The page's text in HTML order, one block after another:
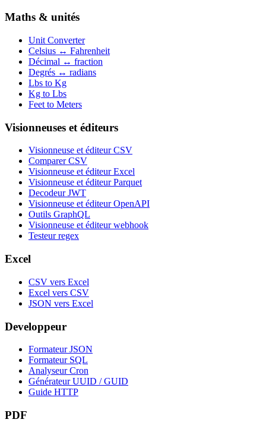
Maths & unités
Unit Converter
Celsius ↔ Fahrenheit
Décimal ↔ fraction
Degrés ↔ radians
Lbs to Kg
Kg to Lbs
Feet to Meters
Visionneuses et éditeurs
Visionneuse et éditeur CSV
Comparer CSV
Visionneuse et éditeur Excel
Visionneuse et éditeur Parquet
Decodeur JWT
Visionneuse et éditeur OpenAPI
Outils GraphQL
Visionneuse et éditeur webhook
Testeur regex
Excel
CSV vers Excel
Excel vers CSV
JSON vers Excel
Developpeur
Formateur JSON
Formateur SQL
Analyseur Cron
Générateur UUID / GUID
Guide HTTP
PDF